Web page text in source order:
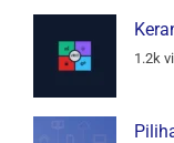
1.2k